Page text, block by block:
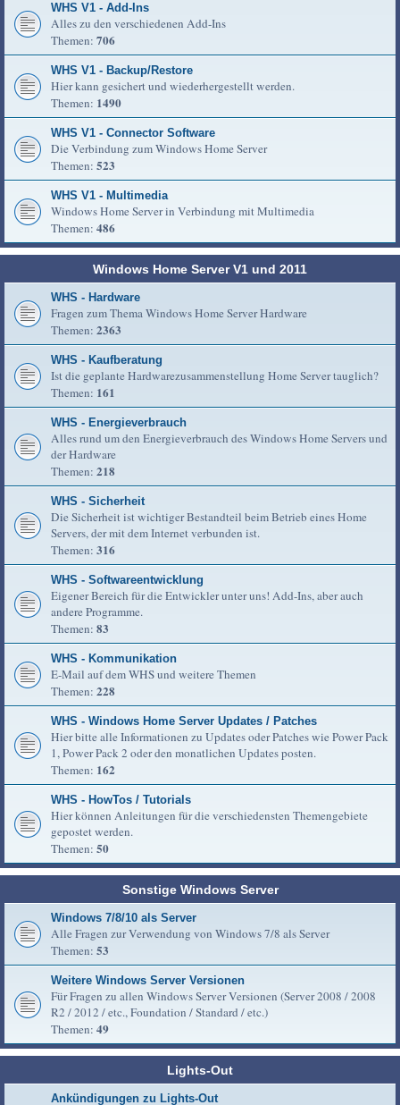
WHS V1 - Add-Ins
Alles zu den verschiedenen Add-Ins
Themen: 706
WHS V1 - Backup/Restore
Hier kann gesichert und wiederhergestellt werden.
Themen: 1490
WHS V1 - Connector Software
Die Verbindung zum Windows Home Server
Themen: 523
WHS V1 - Multimedia
Windows Home Server in Verbindung mit Multimedia
Themen: 486
Windows Home Server V1 und 2011
WHS - Hardware
Fragen zum Thema Windows Home Server Hardware
Themen: 2363
WHS - Kaufberatung
Ist die geplante Hardwarezusammenstellung Home Server tauglich?
Themen: 161
WHS - Energieverbrauch
Alles rund um den Energieverbrauch des Windows Home Servers und
der Hardware
Themen: 218
WHS - Sicherheit
Die Sicherheit ist wichtiger Bestandteil beim Betrieb eines Home
Servers, der mit dem Internet verbunden ist.
Themen: 316
WHS - Softwareentwicklung
Eigener Bereich für die Entwickler unter uns! Add-Ins, aber auch
andere Programme.
Themen: 83
WHS - Kommunikation
E-Mail auf dem WHS und weitere Themen
Themen: 228
WHS - Windows Home Server Updates / Patches
Hier bitte alle Informationen zu Updates oder Patches wie Power Pack
1, Power Pack 2 oder den monatlichen Updates posten.
Themen: 162
WHS - HowTos / Tutorials
Hier können Anleitungen für die verschiedensten Themengebiete
gepostet werden.
Themen: 50
Sonstige Windows Server
Windows 7/8/10 als Server
Alle Fragen zur Verwendung von Windows 7/8 als Server
Themen: 53
Weitere Windows Server Versionen
Für Fragen zu allen Windows Server Versionen (Server 2008 / 2008
R2 / 2012 / etc., Foundation / Standard / etc.)
Themen: 49
Lights-Out
Ankündigungen zu Lights-Out